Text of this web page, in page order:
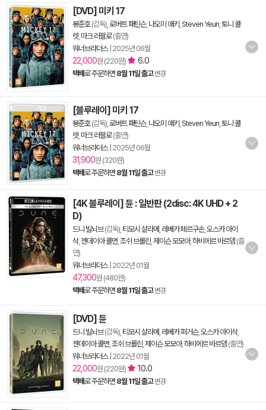
[DVD] 미키 17
봉준호(감독), 로버트 패틴슨, 나오미 애키 Steven Yeun 토니 콜
렛 마크 러팔로(출연)
워너브라더스| 2025년 06월
22,000원 (220원) 6.0
택배로 주문하면 8월 11일 출고 변경
[블루레이] 미키 17
봉준호(감독), 로버트 패틴슨, 나오미 애키 Steven Yeun 토니 콜
렛 마크 러팔로(출연)
워너브라더스| 2025년 06월
31,900원 (320원)
택배로 주문하면 8월 11일 출고 변경
[4K 블루레이] 듄 : 일반판 (2disc: 4K UHD + 2
D)
드니 빌뇌브(감독), 티모시 샬라메 레베카 페르구손, 오스카 아이
삭, 젠데이아 콜먼 조쉬 브롤린 제이슨 모모아,하비에르 바르뎀 (출
연)
워너브라더스| 2022년 01월
47,300원 (480원)
택배로 주문하면 8월 11일 출고 변경
[DVD] 듄
드니 빌뇌브(감독), 티모시 샬라메 레베카 퍼거슨, 오스카 아이삭,
젠데이아 콜먼 조쉬 브롤린 제이슨 모모아,하비에르 바르뎀 (출연)
워너브라더스| 2022년 01월
22,000원 (220원) 10.0
택배로 주문하면 8월 11일 출고 변경